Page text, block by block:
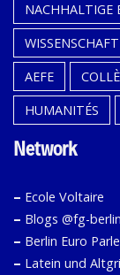
NACHHALTIGE
AEFE
HUMANITÉS
Network
– Ecole Voltaire
– Blogs @fg-
– Berlin Euro
– Latein und